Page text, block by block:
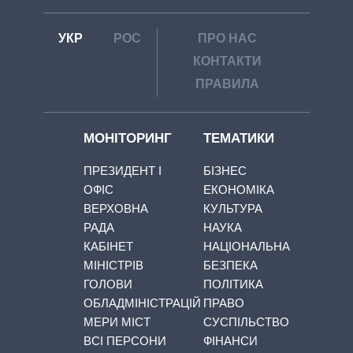
УКР РОС
ПРО НАС
КОНТАКТИ
ПРАВИЛА
МОНІТОРИНГ
ПРЕЗИДЕНТ І
ОФІС
ВЕРХОВНА
РАДА
КАБІНЕТ
МІНІСТРІВ
ГОЛОВИ
ОБЛАДМІНІСТРАЦІЙ
МЕРИ МІСТ
ВСІ ПЕРСОНИ
ТЕМАТИКИ
БІЗНЕС
ЕКОНОМІКА
КУЛЬТУРА
НАУКА
НАЦІОНАЛЬНА
БЕЗПЕКА
ПОЛІТИКА
ПРАВО
СУСПІЛЬСТВО
ФІНАНСИ